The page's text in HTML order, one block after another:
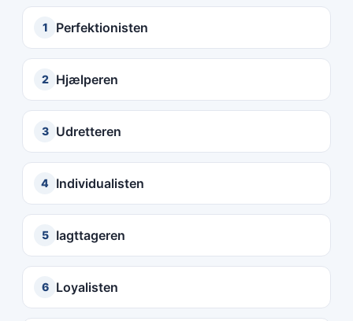
1 Perfektionisten
2 Hjælperen
3 Udretteren
4 Individualisten
5 Iagttageren
6 Loyalisten